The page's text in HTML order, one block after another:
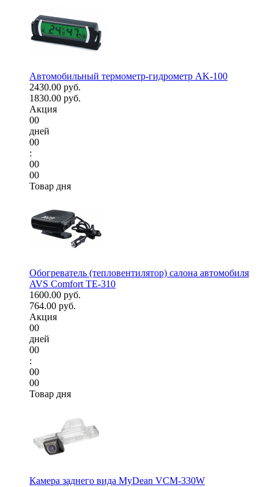
Автомобильный термометр-гидрометр AK-100
2430.00 руб.
1830.00 руб.
Акция
00
дней
00
:
00
00
Товар дня
Обогреватель (тепловентилятор) салона автомобиля
AVS Comfort TE-310
1600.00 руб.
764.00 руб.
Акция
00
дней
00
:
00
00
Товар дня
Камера заднего вида MyDean VCM-330W